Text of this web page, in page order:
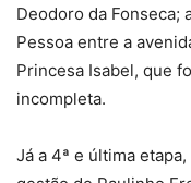
Deodoro da Fonseca;
Pessoa entre a
Princesa Isabel, que
incompleta.
Já a 4ª e última